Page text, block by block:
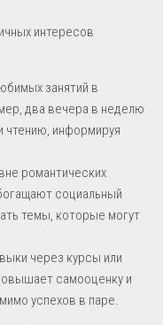
интересов
занятий в
два вечера в неделю
чтению, информируя
романтических
социальный
темы, которые могут
через курсы или
самооценку и
успехов в паре.